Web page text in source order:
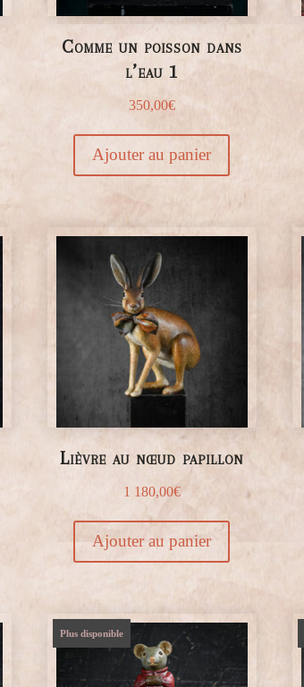
Comme un poisson dans
l’eau 1
350,00€
Ajouter au panier
Lièvre au nœud papillon
1 180,00€
Ajouter au panier
Plus disponible